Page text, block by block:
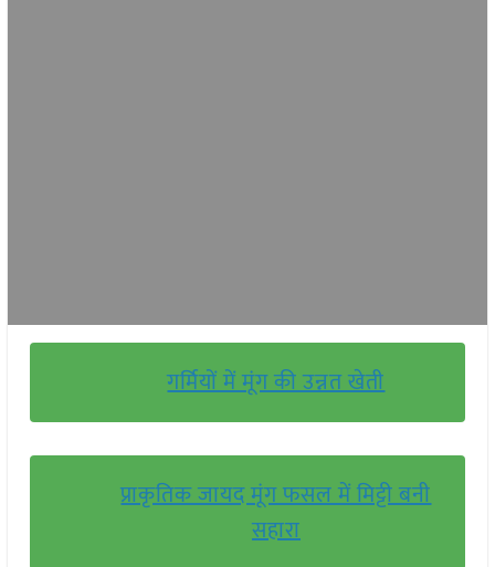
गर्मियों में मूंग की उन्नत खेती
प्राकृतिक जायद मूंग फसल में मिट्टी बनी
सहारा